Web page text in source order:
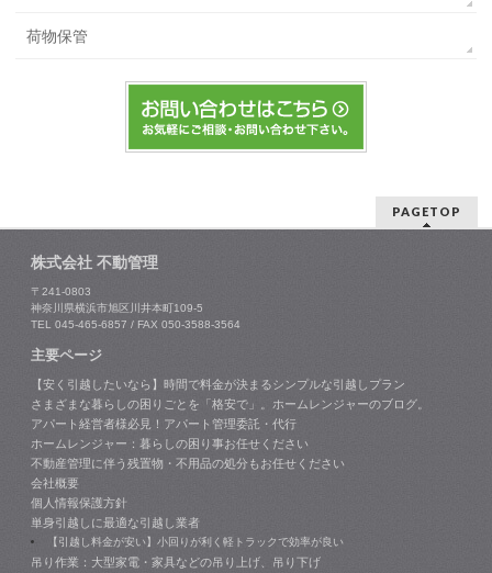
荷物保管
PAGETOP
株式会社 不動管理
〒241-0803
神奈川県横浜市旭区川井本町109-5
TEL 045-465-6857 / FAX 050-3588-3564
主要ページ
【安く引越したいなら】時間で料金が決まるシンプルな引越しプラン
さまざまな暮らしの困りごとを「格安で」。ホームレンジャーのブログ。
アパート経営者様必見！アパート管理委託・代行
ホームレンジャー：暮らしの困り事お任せください
不動産管理に伴う残置物・不用品の処分もお任せください
会社概要
個人情報保護方針
単身引越しに最適な引越し業者
【引越し料金が安い】小回りが利く軽トラックで効率が良い
吊り作業：大型家電・家具などの吊り上げ、吊り下げ